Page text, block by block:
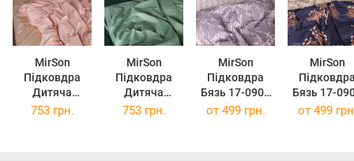
MirSon
Підковдра
Дитяча
110х140 см
MirSon
Підковдра
Дитяча
110х140 см
MirSon
Підковдра
Бязь 17-0906
Scandi Lines
MirSon
Бязь 17-
Gentle
753 грн. 753 грн. от 499 грн. от 499